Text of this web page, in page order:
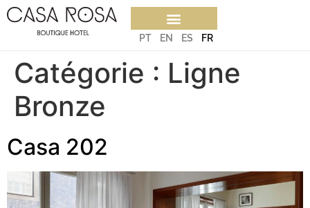
PT EN ES FR
Catégorie : Ligne
Bronze
Casa 202